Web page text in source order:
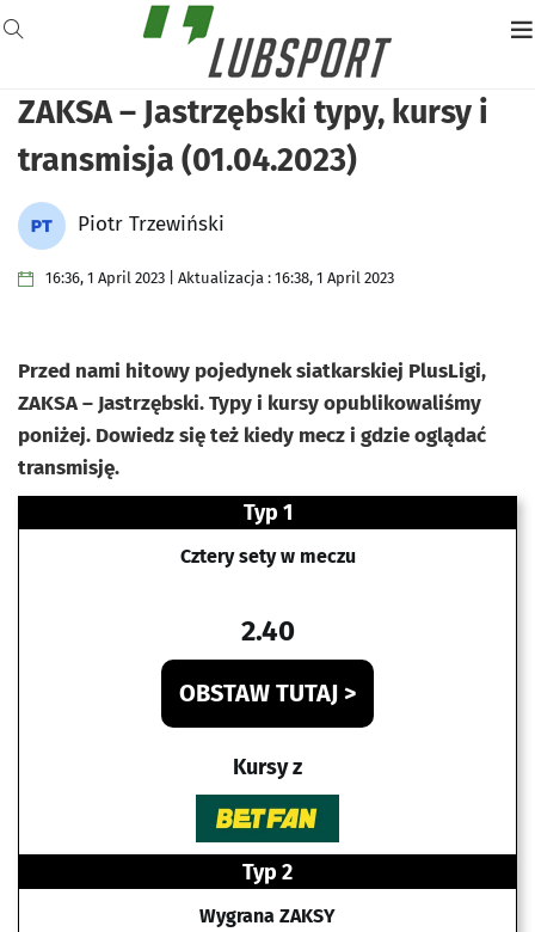
ZAKSA – Jastrzębski typy, kursy i
transmisja (01.04.2023)
Piotr Trzewiński
16:36, 1 April 2023 | Aktualizacja : 16:38, 1 April 2023
Przed nami hitowy pojedynek siatkarskiej PlusLigi,
ZAKSA – Jastrzębski. Typy i kursy opublikowaliśmy
poniżej. Dowiedz się też kiedy mecz i gdzie oglądać
transmisję.
Typ 1
Cztery sety w meczu
2.40
OBSTAW TUTAJ >
Kursy z
Typ 2
Wygrana ZAKSY